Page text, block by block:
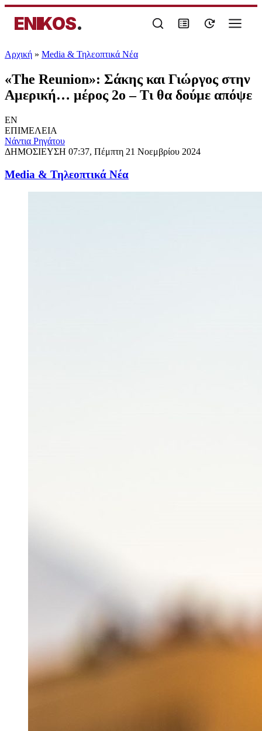
ENIKOS.
Αρχική » Media & Τηλεοπτικά Νέα
«The Reunion»: Σάκης και Γιώργος στην
Αμερική… μέρος 2ο – Τι θα δούμε απόψε
EN
ΕΠΙΜΕΛΕΙΑ
Νάντια Ρηγάτου
ΔΗΜΟΣΙΕΥΣΗ 07:37, Πέμπτη 21 Νοεμβρίου 2024
Media & Τηλεοπτικά Νέα